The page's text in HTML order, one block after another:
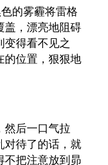
的雾霾将雷格
盖，漂亮地阻碍
得看不见之
的位置，狠狠地
然后一口气拉
对待了的话，就
不把注意放到昴